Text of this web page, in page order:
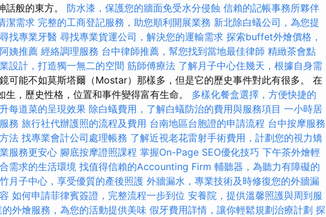
話般的東方。 防水漆，保護您的牆面免受水分侵蝕 信賴的記帳事務所夥伴
潔需求 完整的工商登記服務，助您順利開展業務 新北除白蟻公司，為您提
尋找專業牙醫 尋找專業貨運公司，解決您的運輸需求 探索buffet外燴價格，
姨推薦 經絡調理服務 台中律師推薦，幫您找到當地最佳律師 精緻茶會點
設計，打造獨一無二的空間 筋師傅療法 了解月子中心住幾天，根據自身需
可能不如莫斯塔爾（Mostar）那樣多，但是它的歷史事件對此有很多。 在
，歷史性格，位置和事件變得富有生命。 多樣化餐盒選擇，方便快捷的
每道菜的呈現效果 除白蟻費用，了解白蟻防治的費用與服務項目 一小時居
務 旅行社代辦護照的流程及費用 台南地區台胞證的申請流程 台中按摩服務
法 找專業會計公司處理帳務 了解近視老花雷射手術費用，計劃您的視力矯
服務更安心 腳底按摩證照課程 掌握On-Page SEO優化技巧 下午茶外燴輕
需求的生活環境 找值得信賴的Accounting Firm 輔聽器，為聽力有障礙的
月子中心，享受優質的產後照護 外牆漏水，專業技術及時修復您的外牆漏
如何申請菲律賓簽證，完整流程一步到位 安養院，提供溫馨照護與周到服
的外燴服務，為您的活動提供美味 假牙費用詳情，讓你輕鬆規劃治療計劃 探